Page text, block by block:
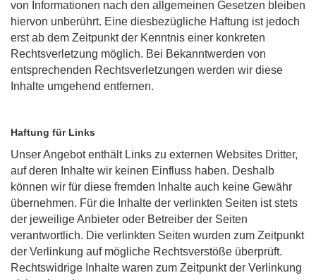
von Informationen nach den allgemeinen Gesetzen bleiben
hiervon unberührt. Eine diesbezügliche Haftung ist jedoch
erst ab dem Zeitpunkt der Kenntnis einer konkreten
Rechtsverletzung möglich. Bei Bekanntwerden von
entsprechenden Rechtsverletzungen werden wir diese
Inhalte umgehend entfernen.
Haftung für Links
Unser Angebot enthält Links zu externen Websites Dritter,
auf deren Inhalte wir keinen Einfluss haben. Deshalb
können wir für diese fremden Inhalte auch keine Gewähr
übernehmen. Für die Inhalte der verlinkten Seiten ist stets
der jeweilige Anbieter oder Betreiber der Seiten
verantwortlich. Die verlinkten Seiten wurden zum Zeitpunkt
der Verlinkung auf mögliche Rechtsverstöße überprüft.
Rechtswidrige Inhalte waren zum Zeitpunkt der Verlinkung